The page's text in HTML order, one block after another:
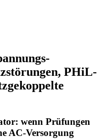
PHiL-
wenn Prüfungen
AC-Versorgung